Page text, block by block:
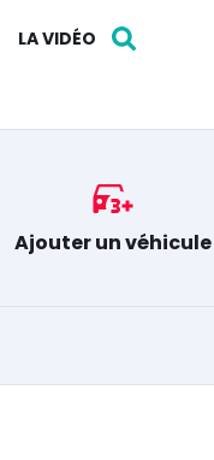
LA VIDÉO
Ajouter un véhicule